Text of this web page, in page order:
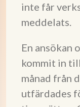
inte får
meddelats.
En ansökan
kommit in
månad från
utfärdades